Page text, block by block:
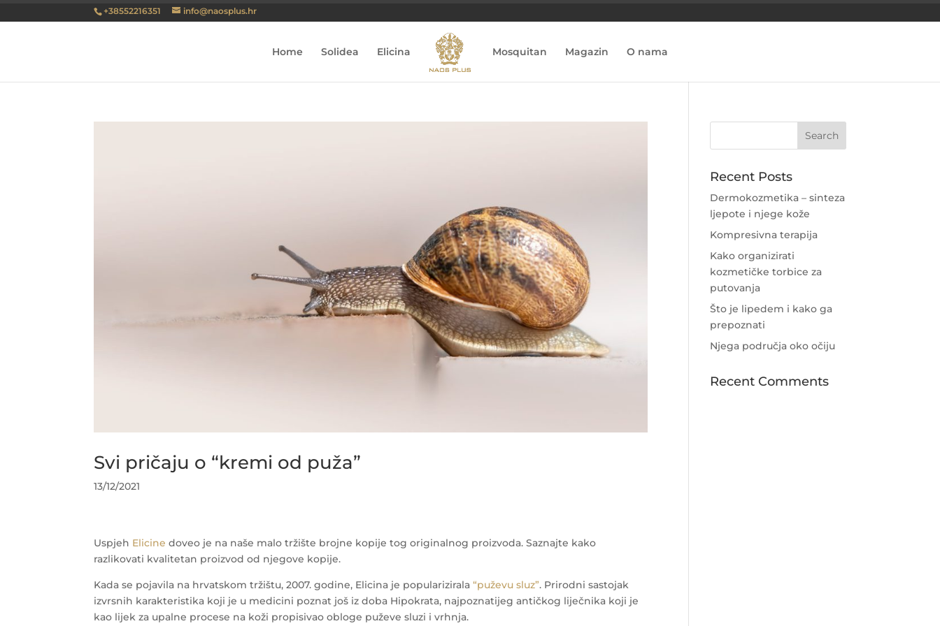
+38552216351 info@naosplus.hr
Home Solidea Elicina Mosquitan Magazin O nama
Svi pričaju o “kremi od puža”
13/12/2021
Uspjeh Elicine doveo je na naše malo tržište brojne kopije tog originalnog proizvoda. Saznajte kako
razlikovati kvalitetan proizvod od njegove kopije.
Kada se pojavila na hrvatskom tržištu, 2007. godine, Elicina je popularizirala“puževu sluz”. Prirodni sastojak
izvrsnih karakteristika koji je u medicini poznat još iz doba Hipokrata, najpoznatijeg antičkog liječnika koji je
kao lijek za upalne procese na koži propisivao obloge puževe sluzi i vrhnja.
Recent Posts
Dermokozmetika – sinteza
ljepote i njege kože
Kompresivna terapija
Kako organizirati
kozmetičke torbice za
putovanja
Što je lipedem i kako ga
prepoznati
Njega područja oko očiju
Recent Comments